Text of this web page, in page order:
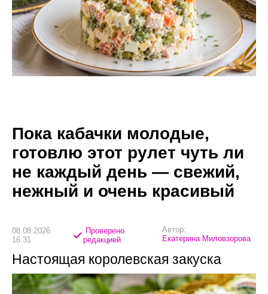
Пока кабачки молодые,
готовлю этот рулет чуть ли
не каждый день — свежий,
нежный и очень красивый
08.08.2026
16:31
Проверено
редакцией
Автор:
Екатерина Миловзорова
Настоящая королевская закуска